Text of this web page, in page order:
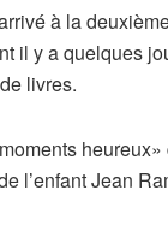
à la
il y a quelques
livres.
l’enfant Jean